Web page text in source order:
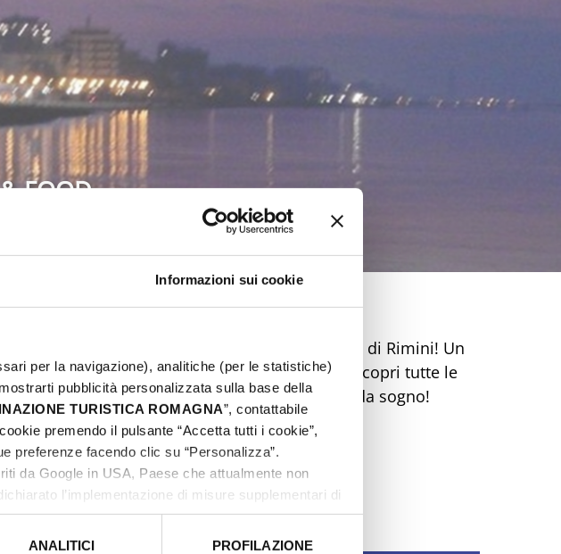
Informazioni sui cookie
per la navigazione), analitiche (per le statistiche)
pubblicità personalizzata sulla base della
TURISTICA ROMAGNA”, contattabile
premendo il pulsante “Accetta tutti i cookie”,
preferenze facendo clic su “Personalizza”.
da Google in USA, Paese che attualmente non
l’implementazione di misure supplementari di
ANALITICI PROFILAZIONE
FOOD
vivere una Pasqua indimenticabile sulla Riviera di Rimini! Un
street food, musica e mercatini ti aspetta. Scopri tutte le
emozioni uniche. Prenota ora la tua Pasqua da sogno!